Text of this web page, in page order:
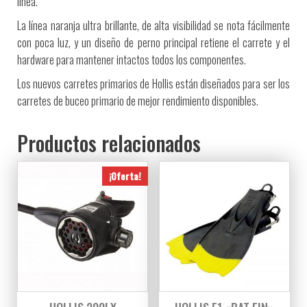
La línea naranja ultra brillante, de alta visibilidad se nota fácilmente
con poca luz, y un diseño de perno principal retiene el carrete y el
hardware para mantener intactos todos los componentes.
Los nuevos carretes primarios de Hollis están diseñados para ser los
carretes de buceo primario de mejor rendimiento disponibles.
Productos relacionados
¡Oferta!